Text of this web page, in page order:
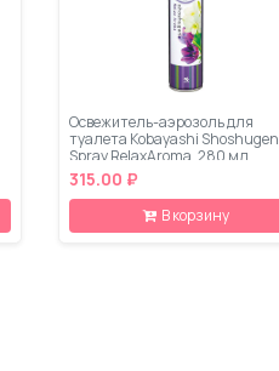
Освежитель-аэрозоль для
туалета Kobayashi Shoshugen
Spray RelaxAroma, 280 мл
315.00 ₽
В корзину